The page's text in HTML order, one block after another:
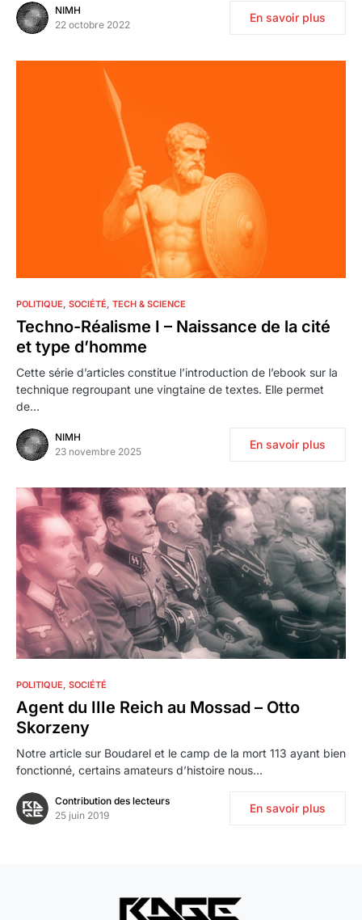
NIMH
22 octobre 2022
En savoir plus
0
POLITIQUE SOCIÉTÉ TECH & SCIENCE
Techno-Réalisme I – Naissance de la cité
et type d’homme
Cette série d’articles constitue l’introduction de l’ebook sur la
technique regroupant une vingtaine de textes. Elle permet
de…
NIMH
23 novembre 2025
En savoir plus
POLITIQUE SOCIÉTÉ
Agent du IIIe Reich au Mossad – Otto
Skorzeny
Notre article sur Boudarel et le camp de la mort 113 ayant bien
fonctionné, certains amateurs d’histoire nous…
Contribution des lecteurs
25 juin 2019
En savoir plus